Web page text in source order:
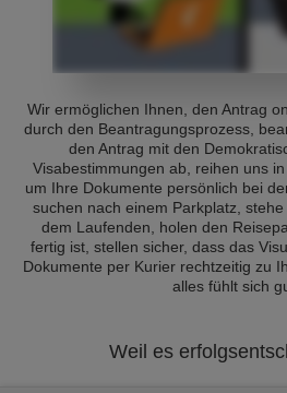
Wir ermöglichen Ihnen, den Antrag
durch den Beantragungsprozess,
den Antrag mit den
Visabestimmungen ab, reihen uns
um Ihre Dokumente persönlich bei
suchen nach einem Parkplatz,
dem Laufenden, holen den
fertig ist, stellen sicher, dass das
Dokumente per Kurier rechtzeitig zu
alles fühlt sich
Weil es